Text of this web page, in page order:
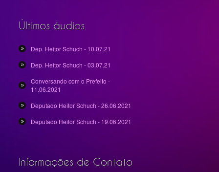
Últimos áudios
Dep. Heitor Schuch - 10.07.21
Dep. Heitor Schuch - 03.07.21
Conversando com o Prefeito -
11.06.2021
Deputado Heitor Schuch - 26.06.2021
Deputado Heitor Schuch - 19.06.2021
Informações de Contato